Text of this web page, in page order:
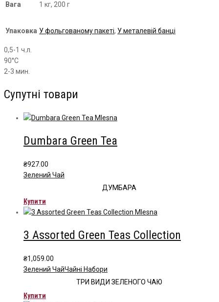
Вага 1 кг, 200 г
Упаковка У фольгованому пакеті, У металевій банці
0,5-1 ч.л.
90°С
2-3 мин.
Супутні товари
Dumbara Green Tea
₴927.00
Зелений Чай
ДУМБАРА
Купити
3 Assorted Green Teas Collection
₴1,059.00
Зелений ЧайЧайні Набори
ТРИ ВИДИ ЗЕЛЕНОГО ЧАЮ
Купити